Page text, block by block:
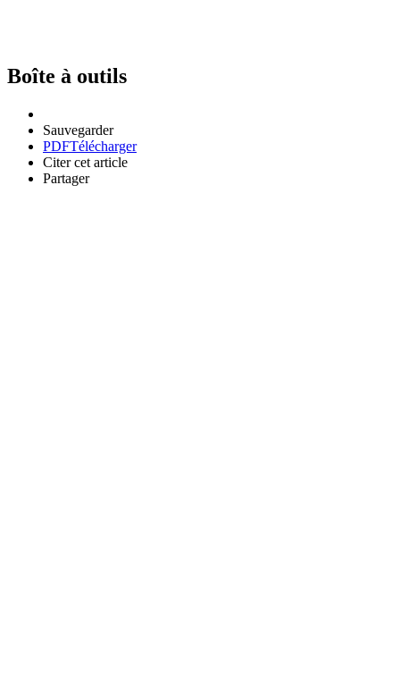
Boîte à outils
Sauvegarder
PDFTélécharger
Citer cet article
Partager